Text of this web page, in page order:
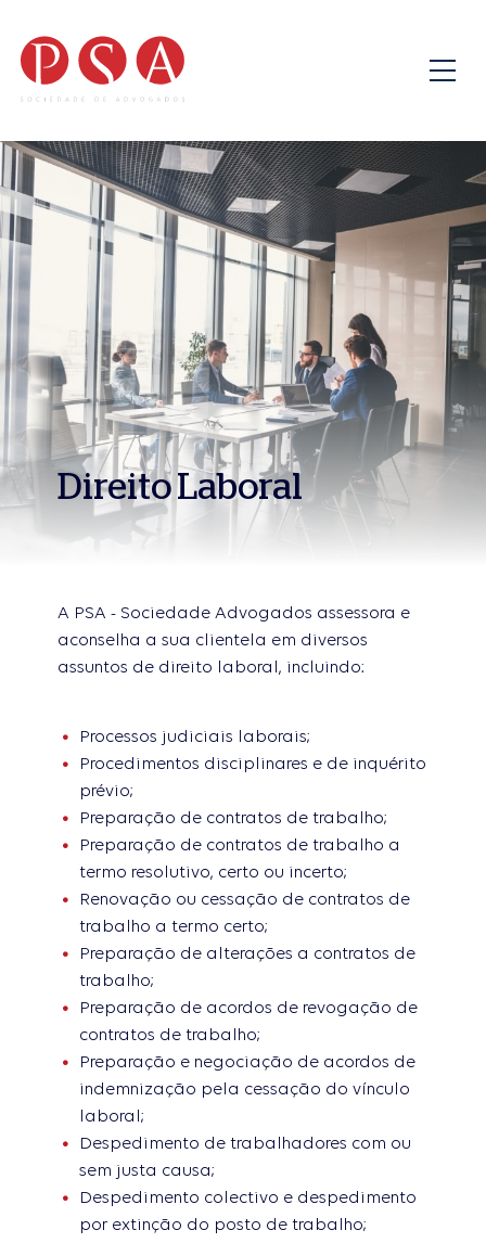
Direito Laboral
A PSA - Sociedade Advogados assessora e
aconselha a sua clientela em diversos
assuntos de direito laboral, incluindo:
Processos judiciais laborais;
Procedimentos disciplinares e de inquérito
prévio;
Preparação de contratos de trabalho;
Preparação de contratos de trabalho a
termo resolutivo, certo ou incerto;
Renovação ou cessação de contratos de
trabalho a termo certo;
Preparação de alterações a contratos de
trabalho;
Preparação de acordos de revogação de
contratos de trabalho;
Preparação e negociação de acordos de
indemnização pela cessação do vínculo
laboral;
Despedimento de trabalhadores com ou
sem justa causa;
Despedimento colectivo e despedimento
por extinção do posto de trabalho;